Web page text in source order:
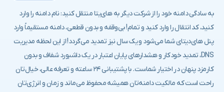
به سادگی دامنه خود را از شرکت دیگر به های‌یتا منتقل کنید: نام دامنه را وارد
کنید، کد انتقال را وارد کنید و تمام! بی‌وقفه و بدون قطعی، دامنه مستقیماً وارد
پنل های‌دیتای شما می‌شود و یک سال نیز تمدید می‌گردد! از این لحظه مدیریت
DNS، تمدید خودکار و هشدارهای پایان اعتبار در یک داشبورد شفاف و بدون
کارمزد پنهان در اختیار شماست. با پشتیبانی ۲۴ ساعته و تعرفه عالی، خیال‌تان
راحت است که مالکیت دامنه‌تان همیشه محفوظ می‌ماند و زمان و انرژی‌تان